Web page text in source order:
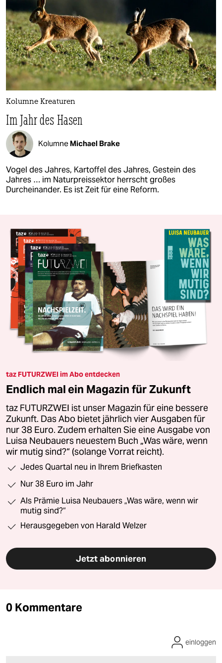
Kolumne Kreaturen
Im Jahr des Hasen
Kolumne Michael Brake
Vogel des Jahres, Kartoffel des Jahres, Gestein des
Jahres … im Naturpreissektor herrscht großes
Durcheinander. Es ist Zeit für eine Reform.
taz FUTURZWEI im Abo entdecken
Endlich mal ein Magazin für Zukunft
taz FUTURZWEI ist unser Magazin für eine bessere
Zukunft. Das Abo bietet jährlich vier Ausgaben für
nur 38 Euro. Zudem erhalten Sie eine Ausgabe von
Luisa Neubauers neuestem Buch „Was wäre, wenn
wir mutig sind?“ (solange Vorrat reicht).
Jedes Quartal neu in Ihrem Briefkasten
Nur 38 Euro im Jahr
Als Prämie Luisa Neubauers „Was wäre, wenn wir
mutig sind?“
Herausgegeben von Harald Welzer
Jetzt abonnieren
0 Kommentare
einloggen